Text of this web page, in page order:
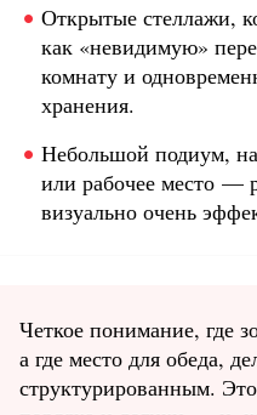
Открытые стеллажи,
как «невидимую»
комнату и
хранения.
Небольшой подиум,
или рабочее место —
визуально очень
Четкое понимание, где
а где место для обеда,
структурированным.